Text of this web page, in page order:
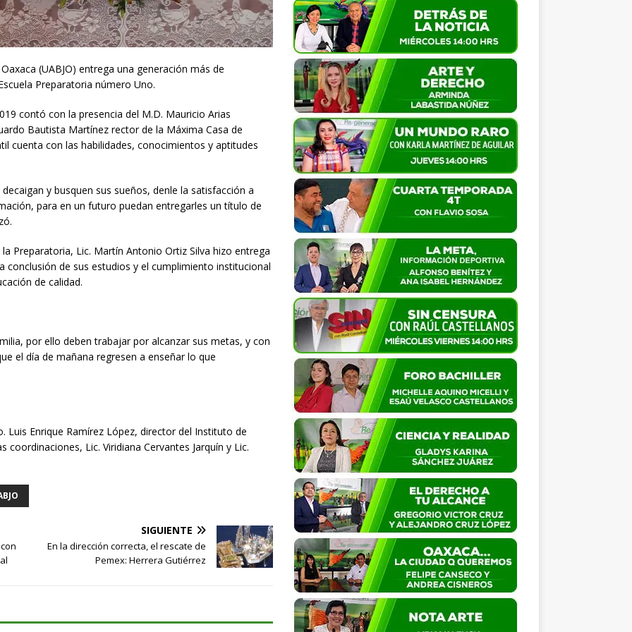
(UABJO) entrega una generación más de
Preparatoria número Uno.
contó con la presencia del M.D. Mauricio Arias
Bautista Martínez rector de la Máxima Casa de
cuenta con las habilidades, conocimientos y aptitudes
y busquen sus sueños, denle la satisfacción a
para en un futuro puedan entregarles un título de
Preparatoria, Lic. Martín Antonio Ortiz Silva hizo entrega
de sus estudios y el cumplimiento institucional
de calidad.
por ello deben trabajar por alcanzar sus metas, y con
el día de mañana regresen a enseñar lo que
Luis Enrique Ramírez López, director del Instituto de
coordinaciones, Lic. Viridiana Cervantes Jarquín y Lic.
SIGUIENTE
En la dirección correcta, el rescate de
Pemex: Herrera Gutiérrez